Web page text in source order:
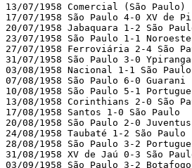
13/07/1958 Comercial (São Paulo)
17/07/1958 São Paulo 4-0 XV de
20/07/1958 Jabaquara 1-2 São
23/07/1958 São Paulo 1-1 Noroeste
27/07/1958 Ferroviária 2-4 São
31/07/1958 São Paulo 3-0 Ypiranga
03/08/1958 Nacional 1-1 São Paulo
07/08/1958 São Paulo 6-0 Guarani
10/08/1958 São Paulo 5-1
13/08/1958 Corinthians 2-0 São
17/08/1958 Santos 1-0 São Paulo
20/08/1958 São Paulo 2-0 Juventus
24/08/1958 Taubaté 1-2 São Paulo
28/08/1958 São Paulo 3-2
31/08/1958 XV de Jaú 0-3 São
03/09/1958 São Paulo 3-2